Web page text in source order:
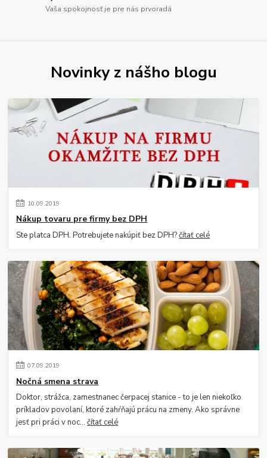
Vaša spokojnosť je pre nás prvoradá
Novinky z nášho blogu
10.09.2019
Nákup tovaru pre firmy bez DPH
Ste platca DPH. Potrebujete nakúpiť bez DPH?čítať celé
07.09.2019
Nočná smena strava
Doktor, strážca, zamestnanec čerpacej stanice - to je len niekoľko
príkladov povolaní, ktoré zahŕňajú prácu na zmeny. Ako správne
jesť pri práci v noc...čítať celé